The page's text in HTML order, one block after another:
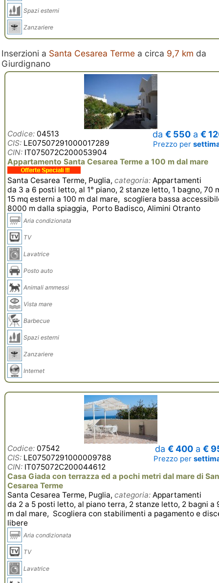
Spazi esterni
Zanzariere
Inserzioni a Santa Cesarea Terme a circa 9,7 km da
Giurdignano
da€ 550 a€
Prezzo per
Codice: 04513
CIS: LE07507291000017289
CIN: IT075072C200053904
Appartamento Santa Cesarea Terme a 100 m dal mare
Santa Cesarea Terme, Puglia,categoria: Appartamenti
da 3 a 6 posti letto, al 1° piano, 2 stanze letto, 1 bagno, 70
15 mq esterni a 100 m dal mare, scogliera bassa
8000 m dalla spiaggia, Porto Badisco, Alimini Otranto
Aria condizionata
TV
Lavatrice
Posto auto
Animali ammessi
Vista mare
Barbecue
Spazi esterni
Zanzariere
Internet
da€ 400 a€
Prezzo per
Codice: 07542
CIS: LE07507291000009788
CIN: IT075072C200044612
Casa Giada con terrazza ed a pochi metri dal mare di
Cesarea Terme
Santa Cesarea Terme, Puglia,categoria: Appartamenti
da 2 a 5 posti letto, al piano terra, 2 stanze letto, 2 bagni a
m dal mare, Scogliera con stabilimenti a pagamento e
libere
Aria condizionata
TV
Lavatrice